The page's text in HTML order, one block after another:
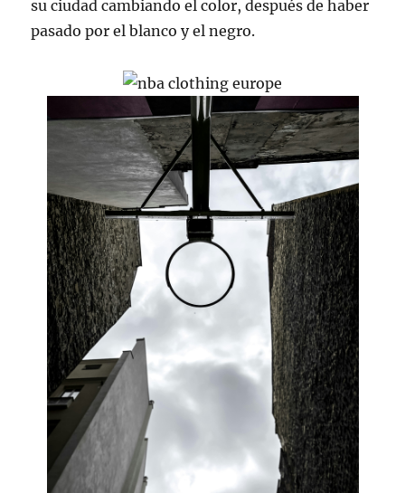
su ciudad cambiando el color, después de haber
pasado por el blanco y el negro.